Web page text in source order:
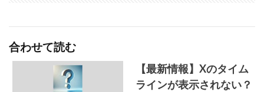
合わせて読む
【最新情報】Xのタイム
ラインが表示されない？